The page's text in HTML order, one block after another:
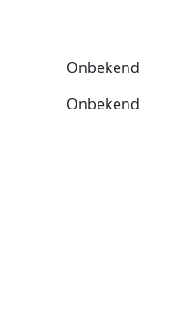
Onbekend
Onbekend